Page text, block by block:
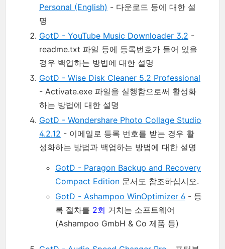
Personal (English) - 다운로드 등에 대한 설
명
GotD - YouTube Music Downloader 3.2 -
readme.txt 파일 등에 등록번호가 들어 있을
경우 백업하는 방법에 대한 설명
GotD - Wise Disk Cleaner 5.2 Professional
- Activate.exe 파일을 실행함으로써 활성화
하는 방법에 대한 설명
GotD - Wondershare Photo Collage Studio
4.2.12 - 이메일로 등록 번호를 받는 경우 활
성화하는 방법과 백업하는 방법에 대한 설명
GotD - Paragon Backup and Recovery
Compact Edition 문서도 참조하십시오.
GotD - Ashampoo WinOptimizer 6 - 등
록 절차를 2회 거치는 소프트웨어
(Ashampoo GmbH & Co 제품 등)